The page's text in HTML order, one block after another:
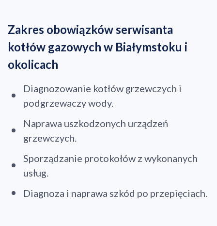
Zakres obowiązków serwisanta
kotłów gazowych w Białymstoku i
okolicach
Diagnozowanie kotłów grzewczych i
podgrzewaczy wody.
Naprawa uszkodzonych urządzeń
grzewczych.
Sporządzanie protokołów z wykonanych
usług.
Diagnoza i naprawa szkód po przepięciach.